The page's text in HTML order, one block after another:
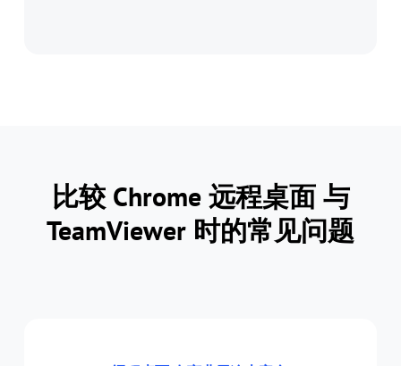
比较 Chrome 远程桌面 与
TeamViewer 时的常见问题